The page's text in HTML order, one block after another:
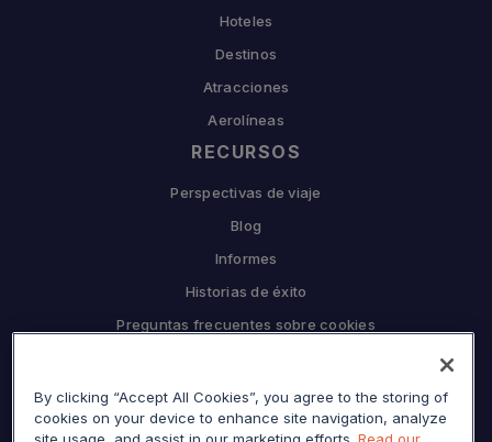
Hoteles
Destinos
Atracciones
Aerolíneas
RECURSOS
Perspectivas de viaje
Blog
Informes
Historias de éxito
Preguntas frecuentes sobre cookies
Por qué Sojern
Asóciese con nosotros
By clicking “Accept All Cookies”, you agree to the storing of
cookies on your device to enhance site navigation, analyze